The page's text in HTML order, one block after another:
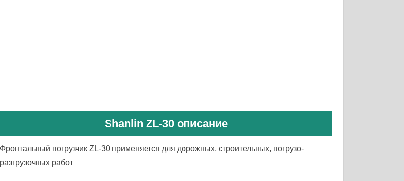
Shanlin ZL-30 описание
Фронтальный погрузчик ZL-30 применяется для дорожных, строительных, погрузо-
разгрузочных работ.